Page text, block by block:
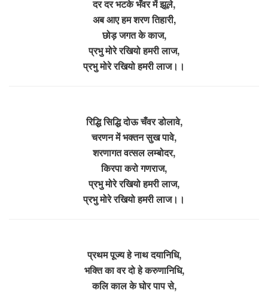
दर दर भटके भँवर में झूले,
अब आए हम शरण तिहारी,
छोड़ जगत के काज,
प्रभु मोरे रखियो हमरी लाज,
प्रभु मोरे रखियो हमरी लाज।।
रिद्धि सिद्धि दोऊ चँवर डोलावे,
चरणन में भक्तन सुख पावे,
शरणागत वत्सल लम्बोदर,
किरपा करो गणराज,
प्रभु मोरे रखियो हमरी लाज,
प्रभु मोरे रखियो हमरी लाज।।
प्रथम पूज्य हे नाथ दयानिधि,
भक्ति का वर दो हे करुणानिधि,
कलि काल के घोर पाप से,